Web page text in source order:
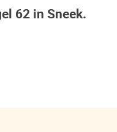
62 in Sneek.